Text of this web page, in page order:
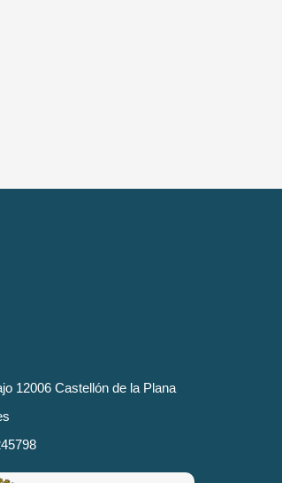
12006 Castellón de la Plana